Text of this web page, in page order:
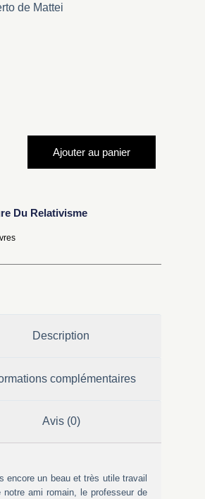
de Mattei
Ajouter au panier
Du Relativisme
Description
complémentaires
Avis (0)
encore un beau et très utile travail
notre ami romain, le professeur de